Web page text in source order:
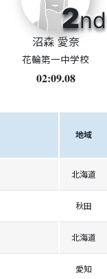
2nd
沼森 愛奈
花輪第一中学校
02:09.08
地域
北海道
秋田
北海道
愛知